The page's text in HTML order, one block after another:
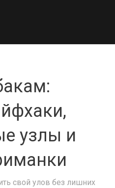
узлы и
свой улов без лишних